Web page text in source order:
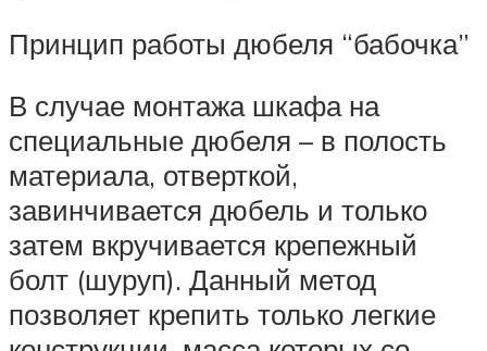
Принцип работы дюбеля “бабочка”
В случае монтажа шкафа на
специальные дюбеля – в полость
материала, отверткой,
завинчивается дюбель и только
затем вкручивается крепежный
болт (шуруп). Данный метод
позволяет крепить только легкие